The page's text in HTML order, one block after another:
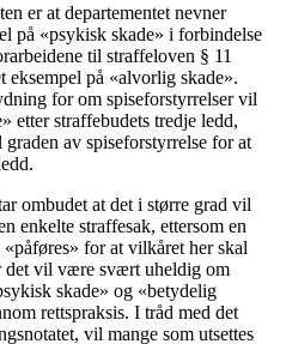
er at departementet nevner
på «psykisk skade» i forbindelse
til straffeloven § 11
eksempel på «alvorlig skade».
for om spiseforstyrrelser vil
etter straffebudets tredje ledd,
av spiseforstyrrelse for at
ombudet at det i større grad vil
enkelte straffesak, ettersom en
for at vilkåret her skal
det vil være svært uheldig om
skade» og «betydelig
rettspraksis. I tråd med det
vil mange som utsettes